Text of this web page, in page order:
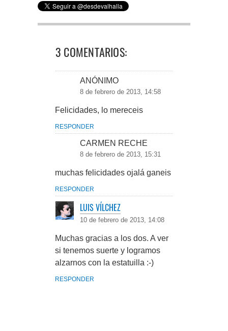
3 COMENTARIOS:
ANÓNIMO
8 de febrero de 2013, 14:58
Felicidades, lo mereceis
RESPONDER
CARMEN RECHE
8 de febrero de 2013, 15:31
muchas felicidades ojalá ganeis
RESPONDER
LUIS VÍLCHEZ
10 de febrero de 2013, 14:08
Muchas gracias a los dos. A ver
si tenemos suerte y logramos
alzarnos con la estatuilla :-)
RESPONDER